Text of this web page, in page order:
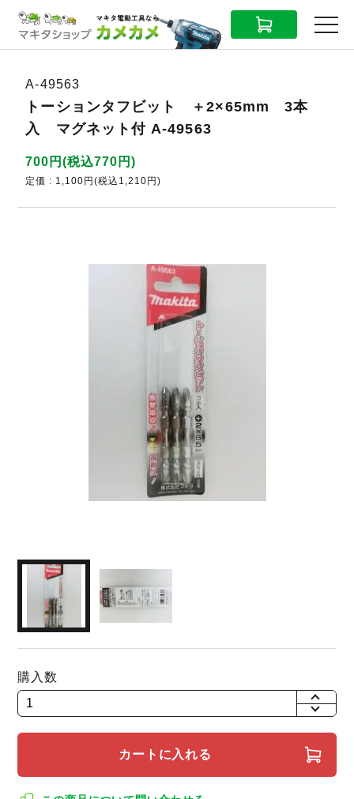
CART MENU
A-49563
トーションタフビット ＋2×65mm 3本
入 マグネット付 A-49563
700円(税込770円)
定価 : 1,100円(税込1,210円)
購入数
+
カートに入れる